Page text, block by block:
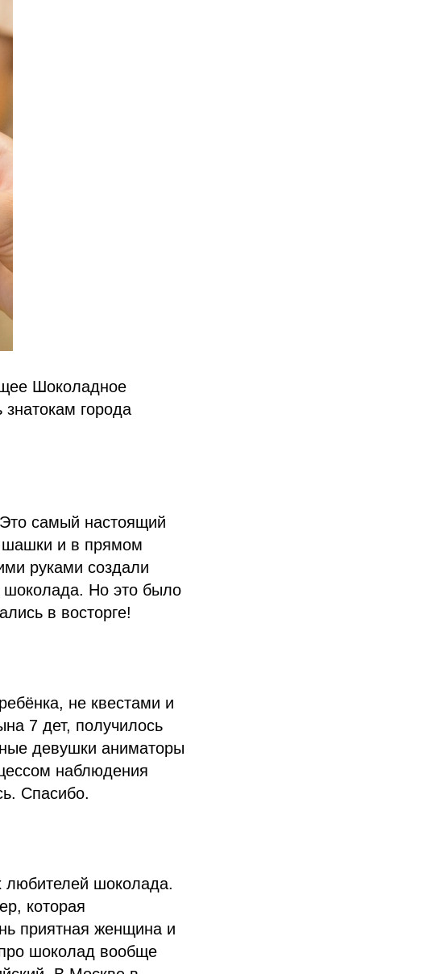
Шоколадное
знатокам города
самый настоящий
шашки и в прямом
руками создали
Но это было
в восторге!
не квестами и
7 дет, получилось
девушки аниматоры
наблюдения
Спасибо.
любителей шоколада.
которая
приятная женщина и
про шоколад вообще